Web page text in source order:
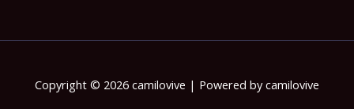
Copyright © 2026 camilovive | Powered by camilovive